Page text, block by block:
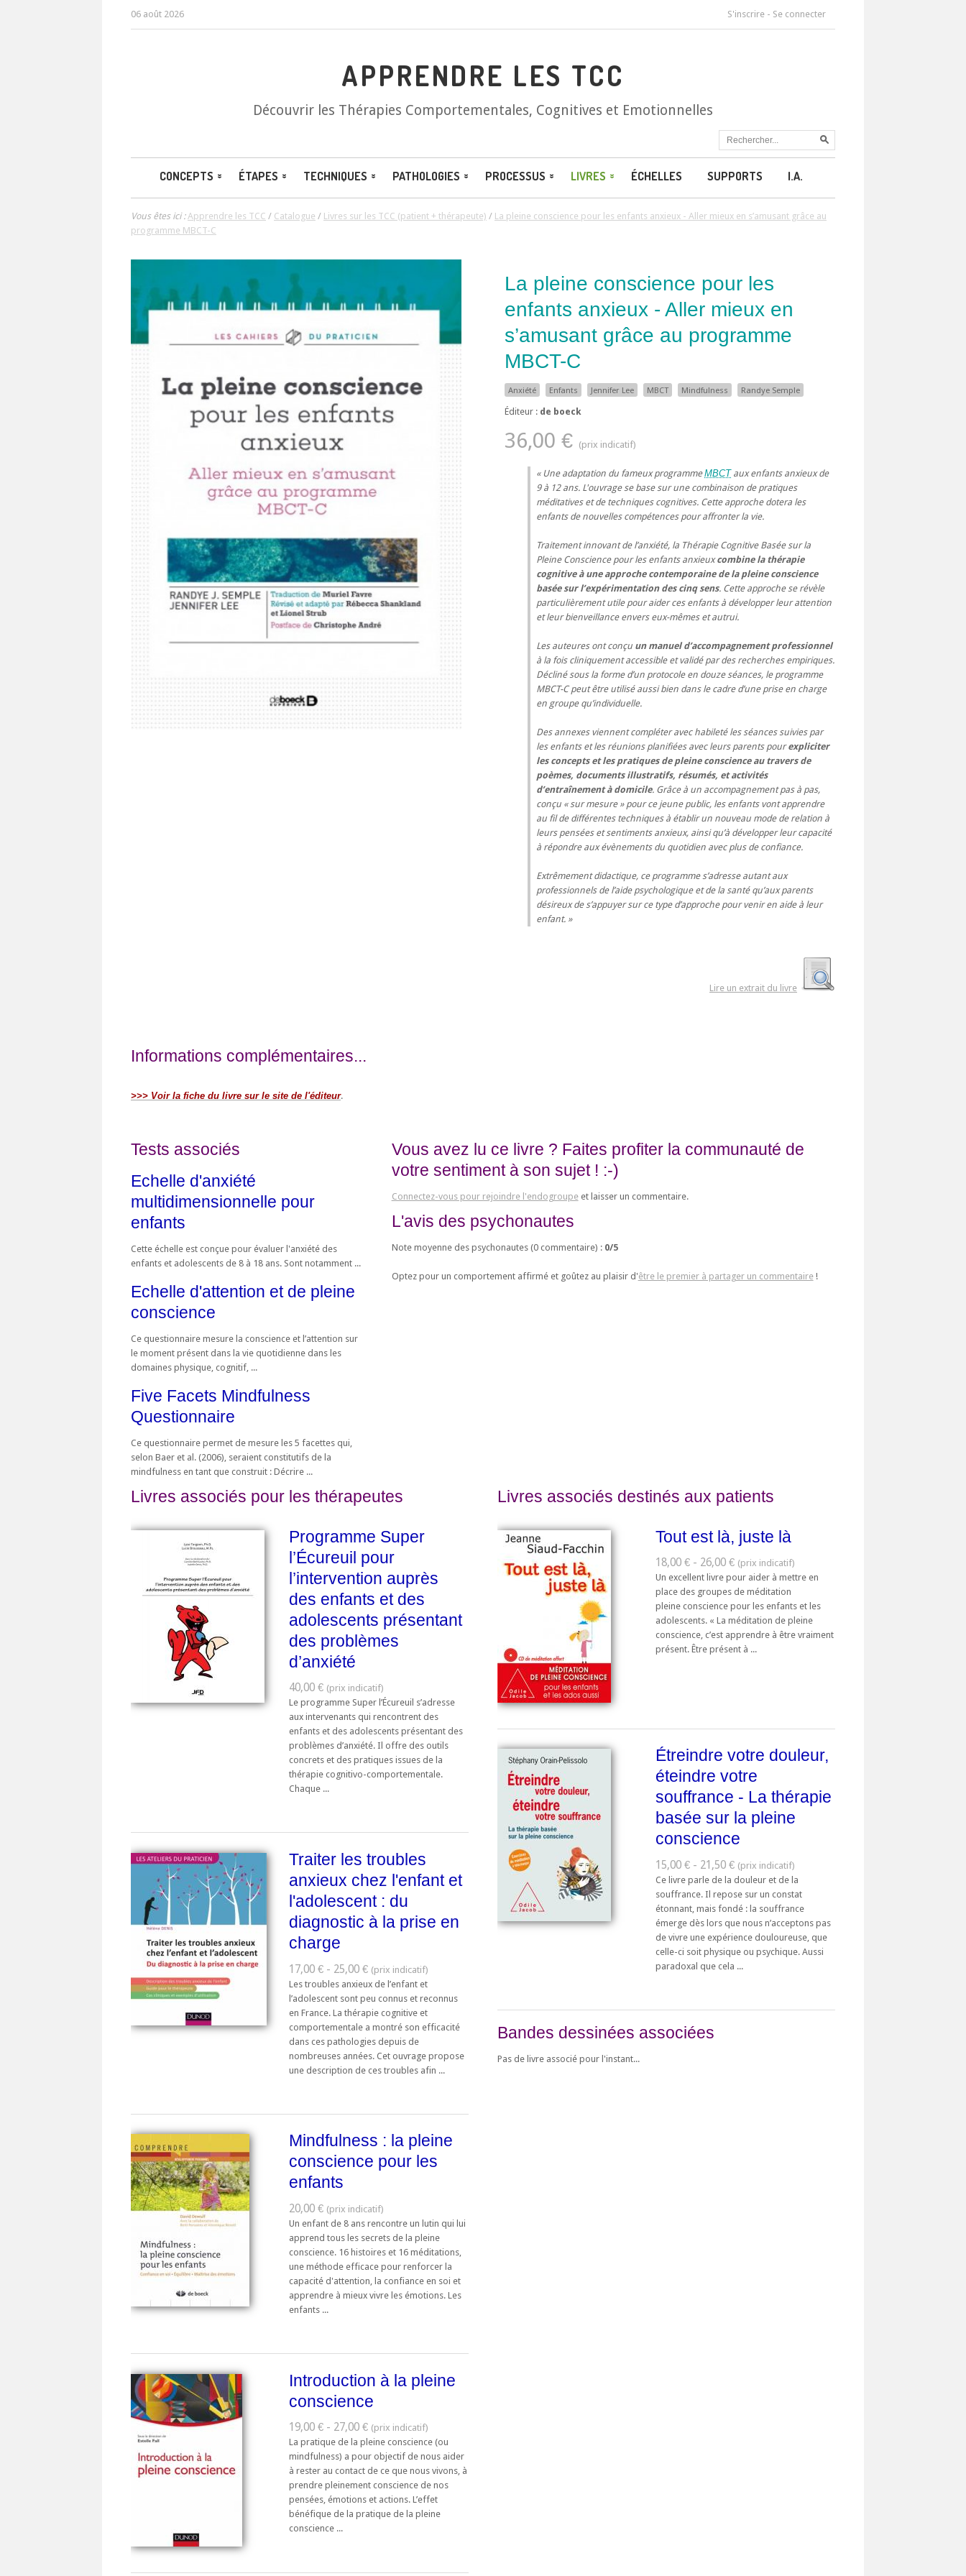
06 août 2026 S'inscrire - Se connecter
APPRENDRE LES TCC
Découvrir les Thérapies Comportementales, Cognitives et Emotionnelles
CONCEPTS ÉTAPES TECHNIQUES PATHOLOGIES PROCESSUS LIVRES ÉCHELLES SUPPORTS I.A.
Vous êtes ici :Apprendre les TCC / Catalogue / Livres sur les TCC (patient + thérapeute) / La pleine conscience pour les enfants anxieux - Aller mieux en s’amusant grâce au
programme MBCT-C
La pleine conscience pour les
enfants anxieux - Aller mieux en
s’amusant grâce au programme
MBCT-C
Anxiété Enfants Jennifer Lee MBCT Mindfulness Randye Semple
Éditeur : de boeck
36,00 €
Une adaptation du fameux programmeMBCTaux enfants anxieux de
9 à 12 ans. L'ouvrage se base sur une combinaison de pratiques
méditatives et de techniques cognitives. Cette approche dotera les
enfants de nouvelles compétences pour affronter la vie.
Traitement innovant de l’anxiété, la Thérapie Cognitive Basée sur la
Pleine Conscience pour les enfants anxieuxcombine la thérapie
cognitive à une approche contemporaine de la pleine conscience
basée sur l’expérimentation des cinq sens. Cette approche se révèle
particulièrement utile pour aider ces enfants à développer leur attention
et leur bienveillance envers eux-mêmes et autrui.
Les auteures ont conçu un manuel d’accompagnement professionnel
à la fois cliniquement accessible et validé par des recherches empiriques.
Décliné sous la forme d’un protocole en douze séances, le programme
MBCT-C peut être utilisé aussi bien dans le cadre d’une prise en charge
en groupe qu’individuelle.
Des annexes viennent compléter avec habileté les séances suivies par
les enfants et les réunions planifiées avec leurs parents pourexpliciter
les concepts et les pratiques de pleine conscience au travers de
poèmes, documents illustratifs, résumés, et activités
d’entraînement à domicile. Grâce à un accompagnement pas à pas,
conçu « sur mesure » pour ce jeune public, les enfants vont apprendre
au fil de différentes techniques à établir un nouveau mode de relation à
leurs pensées et sentiments anxieux, ainsi qu’à développer leur capacité
à répondre aux évènements du quotidien avec plus de confiance.
Extrêmement didactique, ce programme s’adresse autant aux
professionnels de l’aide psychologique et de la santé qu’aux parents
désireux de s’appuyer sur ce type d’approche pour venir en aide à leur
enfant.
Lire un extrait du livre
Informations complémentaires...
>>> Voir la fiche du livre sur le site de l'éditeur.
Tests associés
Echelle d'anxiété
multidimensionnelle pour
enfants
Cette échelle est conçue pour évaluer l'anxiété des
enfants et adolescents de 8 à 18 ans. Sont notamment ...
Echelle d'attention et de pleine
conscience
Ce questionnaire mesure la conscience et l’attention sur
le moment présent dans la vie quotidienne dans les
domaines physique, cognitif, ...
Five Facets Mindfulness
Questionnaire
Ce questionnaire permet de mesure les 5 facettes qui,
selon Baer et al. (2006), seraient constitutifs de la
mindfulness en tant que construit : Décrire ...
Vous avez lu ce livre ? Faites profiter la communauté de
votre sentiment à son sujet ! :-)
Connectez-vous pour rejoindre l'endogroupeet laisser un commentaire.
L'avis des psychonautes
Note moyenne des psychonautes (0commentaire) : 0/5
Optez pour un comportement affirmé et goûtez au plaisir d'être le premier à partager un commentaire!
Livres associés pour les thérapeutes
Programme Super
l’Écureuil pour
l’intervention auprès
des enfants et des
adolescents présentant
des problèmes
d’anxiété
40,00 €
Le programme Super l’Écureuil s’adresse
aux intervenants qui rencontrent des
enfants et des adolescents présentant des
problèmes d’anxiété. Il offre des outils
concrets et des pratiques issues de la
thérapie cognitivo-comportementale.
Chaque ...
Traiter les troubles
anxieux chez l'enfant et
l'adolescent : du
diagnostic à la prise en
charge
17,00 € - 25,00 €
Les troubles anxieux de l’enfant et
l’adolescent sont peu connus et reconnus
en France. La thérapie cognitive et
comportementale a montré son efficacité
dans ces pathologies depuis de
nombreuses années. Cet ouvrage propose
une description de ces troubles afin ...
Mindfulness : la pleine
conscience pour les
enfants
20,00 €
Un enfant de 8 ans rencontre un lutin qui lui
apprend tous les secrets de la pleine
conscience. 16 histoires et 16 méditations,
une méthode efficace pour renforcer la
capacité d'attention, la confiance en soi et
apprendre à mieux vivre les émotions. Les
enfants ...
Introduction à la pleine
conscience
19,00 € - 27,00 €
La pratique de la pleine conscience (ou
mindfulness) a pour objectif de nous aider
à rester au contact de ce que nous vivons, à
prendre pleinement conscience de nos
pensées, émotions et actions. L’effet
bénéfique de la pratique de la pleine
conscience ...
Livres associés destinés aux patients
Tout est là, juste là
18,00 € - 26,00 €
Un excellent livre pour aider à mettre en
place des groupes de méditation
pleine conscience pour les enfants et les
adolescents. « La méditation de pleine
conscience, c’est apprendre à être vraiment
présent. Être présent à ...
Étreindre votre douleur,
éteindre votre
souffrance - La thérapie
basée sur la pleine
conscience
15,00 € - 21,50 €
Ce livre parle de la douleur et de la
souffrance. Il repose sur un constat
étonnant, mais fondé : la souffrance
émerge dès lors que nous n’acceptons pas
de vivre une expérience douloureuse, que
celle-ci soit physique ou psychique. Aussi
paradoxal que cela ...
Bandes dessinées associées
Pas de livre associé pour l'instant...